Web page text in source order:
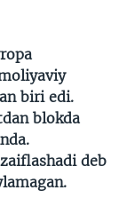
biri edi.
blokda
deb